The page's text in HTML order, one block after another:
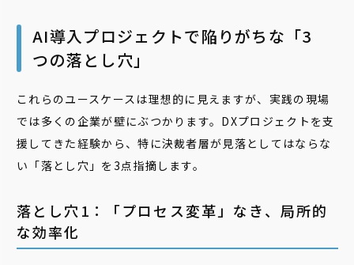
AI導入プロジェクトで陥りがちな「3
つの落とし穴」
これらのユースケースは理想的に見えますが、実践の現場
では多くの企業が壁にぶつかります。DXプロジェクトを支
援してきた経験から、特に決裁者層が見落としてはならな
い「落とし穴」を3点指摘します。
落とし穴1：「プロセス変革」なき、局所的
な効率化